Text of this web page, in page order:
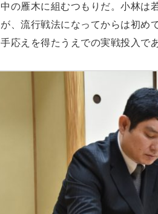
中の雁木に組むつもりだ。小林は
が、流行戦法になってからは初め
手応えを得たうえでの実戦投入であ